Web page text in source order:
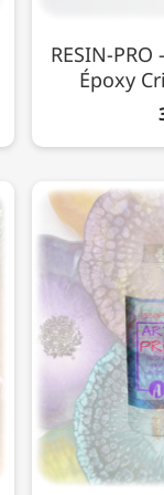
RESIN-
Époxy